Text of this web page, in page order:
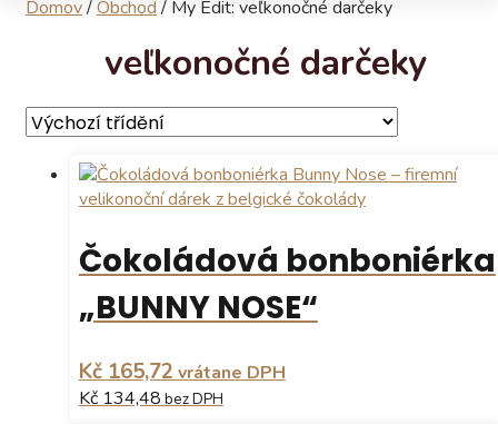
Domov/Obchod / My Edit: veľkonočné darčeky
veľkonočné darčeky
Čokoládová bonboniérka
„BUNNY NOSE“
Kč 165,72 vrátane DPH
Kč 134,48 bez DPH